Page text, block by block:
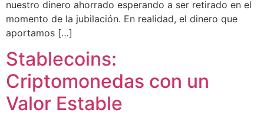
nuestro dinero ahorrado esperando a ser retirado en el
momento de la jubilación. En realidad, el dinero que
aportamos […]
Stablecoins:
Criptomonedas con un
Valor Estable